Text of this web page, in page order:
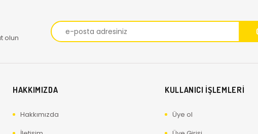
olun
HAKKIMIZDA
Hakkımızda
KULLANICI İŞLEMLERİ
Üye ol